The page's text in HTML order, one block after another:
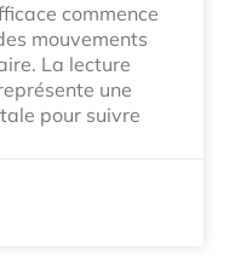
commence
mouvements
La lecture
une
pour suivre